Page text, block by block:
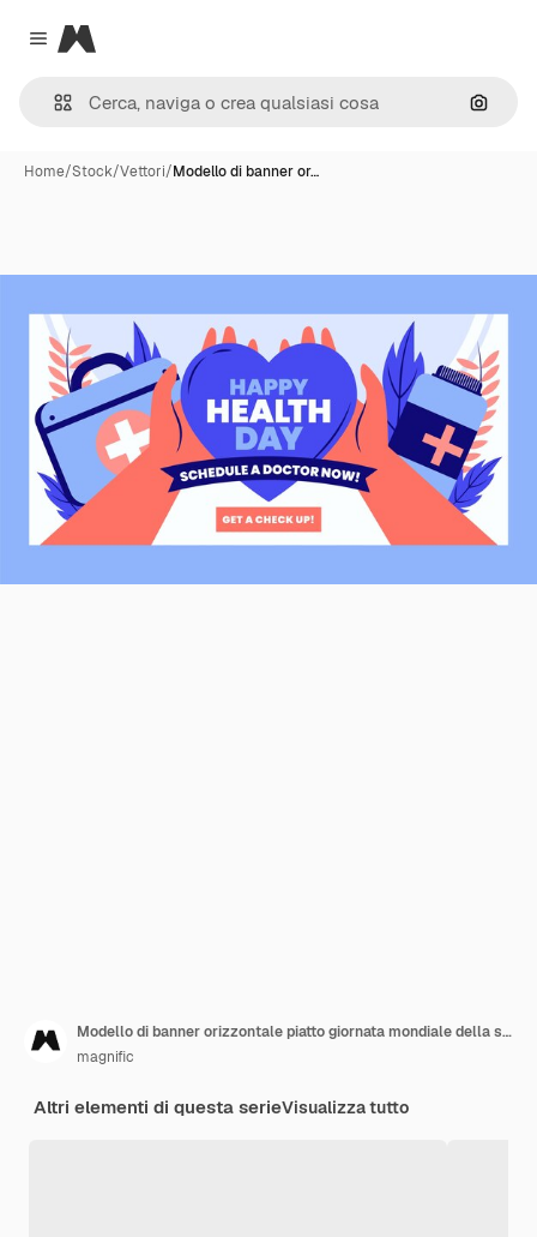
Close menu
Magnific
Cerca
Home/Stock/Vettori/Modello di banner or…
Modello di banner orizzontale piatto giornata mondiale della salute
magnific
Altri elementi di questa serieVisualizza tutto